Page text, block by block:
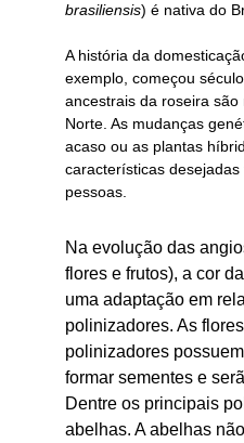
brasiliensis) é nativa do
A história da
exemplo, começou
ancestrais da roseira
Norte. As mudanças
acaso ou as plantas
características
pessoas.
Na evolução das
flores e frutos), a cor
uma adaptação em
polinizadores. As
polinizadores
formar sementes e
Dentre os principais
abelhas. A abelhas